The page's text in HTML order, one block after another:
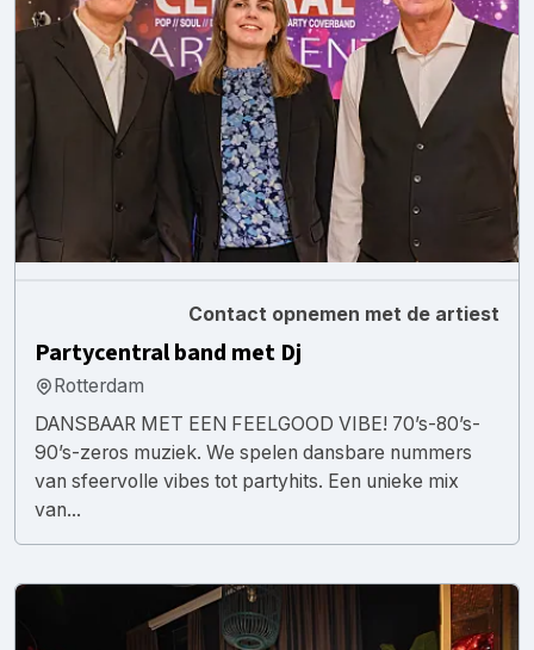
Contact opnemen met de artiest
Partycentral band met Dj
Rotterdam
DANSBAAR MET EEN FEELGOOD VIBE! 70’s-80’s-
90’s-zeros muziek. We spelen dansbare nummers
van sfeervolle vibes tot partyhits. Een unieke mix
van...